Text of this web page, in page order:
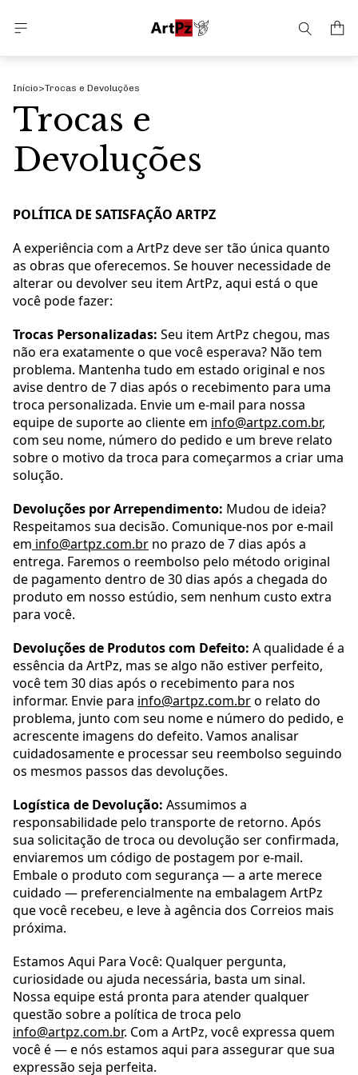
Início>Trocas e Devoluções
Trocas e
Devoluções
POLÍTICA DE SATISFAÇÃO ARTPZ
A experiência com a ArtPz deve ser tão única quanto
as obras que oferecemos. Se houver necessidade de
alterar ou devolver seu item ArtPz, aqui está o que
você pode fazer:
Trocas Personalizadas: Seu item ArtPz chegou, mas
não era exatamente o que você esperava? Não tem
problema. Mantenha tudo em estado original e nos
avise dentro de 7 dias após o recebimento para uma
troca personalizada. Envie um e-mail para nossa
equipe de suporte ao cliente em info@artpz.com.br,
com seu nome, número do pedido e um breve relato
sobre o motivo da troca para começarmos a criar uma
solução.
Devoluções por Arrependimento: Mudou de ideia?
Respeitamos sua decisão. Comunique-nos por e-mail
em info@artpz.com.br no prazo de 7 dias após a
entrega. Faremos o reembolso pelo método original
de pagamento dentro de 30 dias após a chegada do
produto em nosso estúdio, sem nenhum custo extra
para você.
Devoluções de Produtos com Defeito: A qualidade é a
essência da ArtPz, mas se algo não estiver perfeito,
você tem 30 dias após o recebimento para nos
informar. Envie para info@artpz.com.bro relato do
problema, junto com seu nome e número do pedido, e
acrescente imagens do defeito. Vamos analisar
cuidadosamente e processar seu reembolso seguindo
os mesmos passos das devoluções.
Logística de Devolução: Assumimos a
responsabilidade pelo transporte de retorno. Após
sua solicitação de troca ou devolução ser confirmada,
enviaremos um código de postagem por e-mail.
Embale o produto com segurança — a arte merece
cuidado — preferencialmente na embalagem ArtPz
que você recebeu, e leve à agência dos Correios mais
próxima.
Estamos Aqui Para Você: Qualquer pergunta,
curiosidade ou ajuda necessária, basta um sinal.
Nossa equipe está pronta para atender qualquer
questão sobre a política de troca pelo
info@artpz.com.br. Com a ArtPz, você expressa quem
você é — e nós estamos aqui para assegurar que sua
expressão seja perfeita.